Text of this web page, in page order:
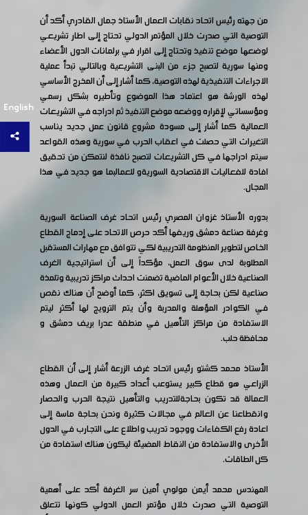
English
من جهته رئيس اتحاد نقابات العمال الأستاذ جمال القادري أكد أن
التوصية التي صدرت خلال المؤتمر الدولي تحتاج إلى اطار تشريعي
لوضعها موضع تنفيذ وتحتاج إلى اقرار في برلمانات الدول الأعضاء
ومنها سورية لتصبح جزء من البنى التشريعية وبالتالي تبدأ عملية
الاجراءات التنفيذية لهذه التوصية، كما أشار إلى أن المخرج الأساسي
لهذه الورشة هو اعتماد هذا الموضوع وتأطيره بشكل رسمي
ومؤسساتي لإقراره ووضعه موضع التنفيذ ثم ادراجه في التشريعات
العمالية كما أشار إلى مسودة مشروع قانون عمل جديد يناسب
التغيرات التي حصلت في اعقاب الحرب في سورية وهذه القواعد
سيتم ادراجها في كل التشريعات لتصبح نافذة لنتمكن من تحقيق
افادة للفعاليات الاقتصادية السوريةو للعمالبما هو جديد في هذا
المجال.
بدوره الأستاذ غزوان المصري رئيس اتحاد غرف الصناعة السورية
وغرفة صناعة دمشق وريفها أكد حرص الاتحاد على إدماج القطاع
الخاص لتطوير المنظومة التدريبية لكي تتوافق مع مهارات المستقبل
المطلوبة لدى سوق العمل، مؤكداً إلى أن استراتيجية الغرف
الصناعية خلال الأعوام الماضية تضمنت احداث مراكز تدريبية وتلمذة
صناعية لكن بحاجة إلى تسويق اكثر، كما أوضح أن هناك نقص
في الكوادر المؤهلة والمدربة وأن يتم الترويج لها أكثر ليتم
الاستفادة من مراكز التأهيل في منطقة عدرا بريف دمشق و
محافظة حلب.
الأستاذ محمد كشتو رئيس اتحاد غرف الزرعة أشار إلى أن القطاع
الزراعي هو قطاع كبير يستوعب أعداد كبيرة من العمال وهذه
العمالة قد تكون بحاجةللتدريب والتأهيل نتيجة الحرب والحصار
وانقطاعنا عن العالم في مجالات كثيرة ونحن بحاجة ماسة إلى
اعادة رفع الكفاءات ووجود تدريب واطلاع على التجارب في الدول
الأخرى والاستفادة من النقاط المضيئة ليكون هناك استفادة من
كل الطاقات.
المهندس محمد أيمن مولوي أمين سر الغرفة أكد على أهمية
التوصية التي صدرت خلال مؤتمر العمل الدولي كونها تتعلق